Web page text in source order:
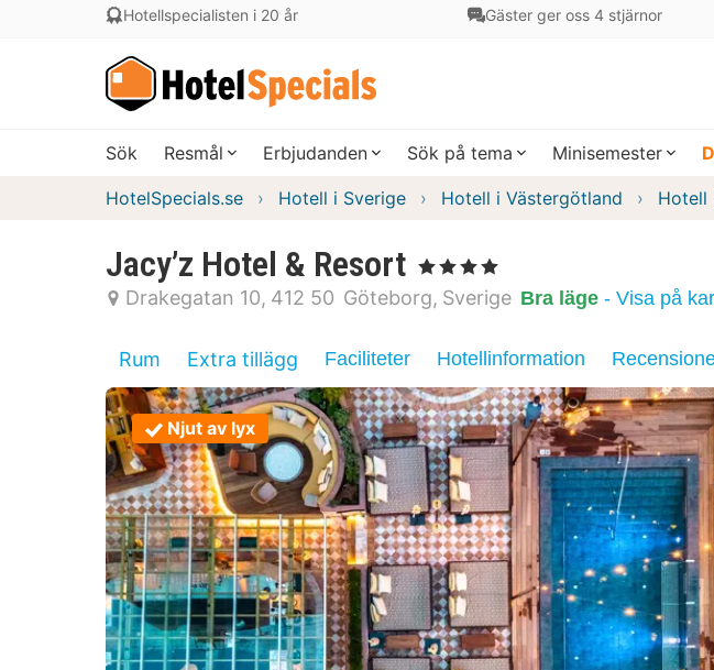
Hotellspecialisten i 20 år Gäster ger oss 4 stjärnor
Sök Resmål Erbjudanden Sök på tema Minisemester
HotelSpecials.se Hotell i Sverige Hotell i Västergötland Hotell
Jacy’z Hotel & Resort , 4 Stjärnor
Drakegatan 10 412 50 Göteborg Sverige Bra läge - Visa på
Rum Extra tillägg Faciliteter Hotellinformation
Njut av lyx